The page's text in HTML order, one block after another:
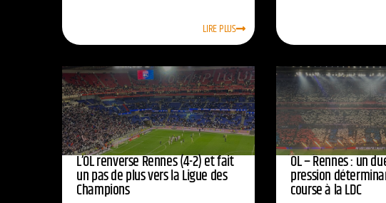
LIRE PLUS
L’OL renverse Rennes (4-2) et fait
un pas de plus vers la Ligue des
Champions
OL – Rennes : un
pression
course à la LDC